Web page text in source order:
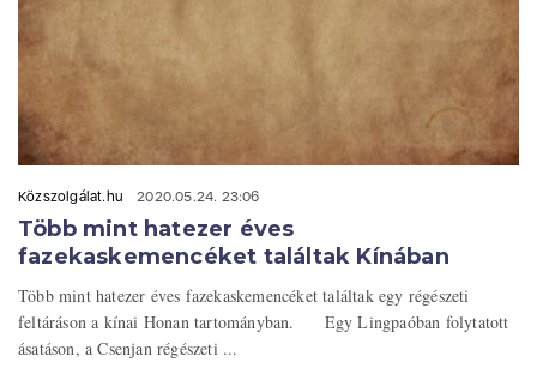
Közszolgálat.hu 2020.05.24. 23:06
Több mint hatezer éves
fazekaskemencéket találtak Kínában
Több mint hatezer éves fazekaskemencéket találtak egy régészeti
feltáráson a kínai Honan tartományban. Egy Lingpaóban folytatott
ásatáson, a Csenjan régészeti ...